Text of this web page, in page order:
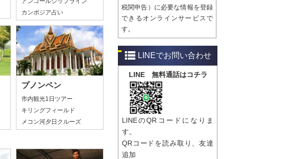
カンボジア占い
プノンペン
市内観光1日ツアー
キリングフィールド
メコン河夕日クルーズ
税関申告）に必要な情報を登録
できるオンラインサービスで
す。
​​LINEでお問い合わせ
LINE 無料通話はコチラ
LINEのQRコードになりま
す。
QRコードを読み取り、友達
追加